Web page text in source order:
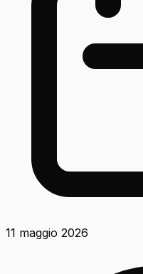
11 maggio 2026